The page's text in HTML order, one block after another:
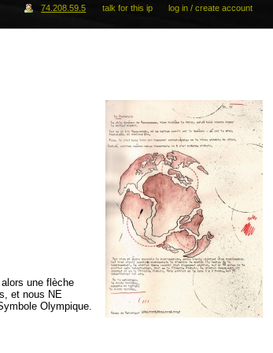
une flèche
et nous NE
Olympique.
74.208.59.5 talk for this ip log in / create account